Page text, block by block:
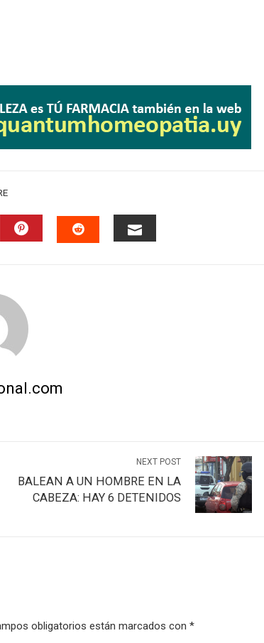
NEXT POST
BALEAN A UN HOMBRE EN LA
CABEZA: HAY 6 DETENIDOS
obligatorios están marcados con *